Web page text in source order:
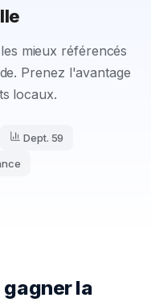
mieux référencés
Prenez l'avantage
locaux.
Dept. 59
gagner la